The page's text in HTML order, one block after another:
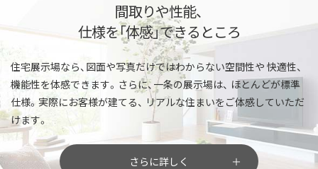
間取りや性能、
仕様を「体感」できるところ
住宅展示場なら、図面や写真だけではわからない空間性や 快適性、
機能性を体感できます。さらに、一条の展示場は、 ほとんどが標準
仕様。実際にお客様が建てる、 リアルな住まいをご体感していただ
けます。
さらに詳しく